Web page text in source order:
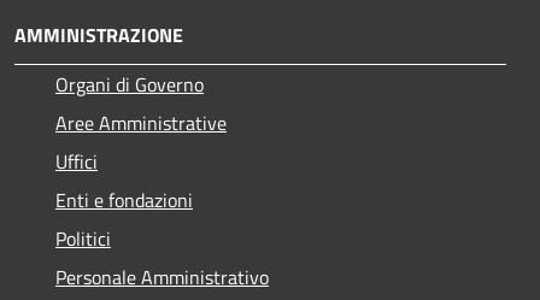
AMMINISTRAZIONE
Organi di Governo
Aree Amministrative
Uffici
Enti e fondazioni
Politici
Personale Amministrativo